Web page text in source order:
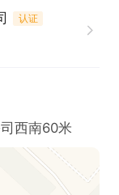
以上学历。
新思维与问题
法及相关实验
认证
西南60米